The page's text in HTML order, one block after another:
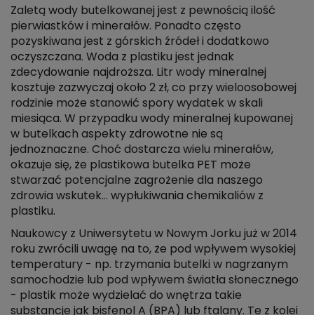
Zaletą wody butelkowanej jest z pewnością ilość
pierwiastków i minerałów. Ponadto często
pozyskiwana jest z górskich źródeł i dodatkowo
oczyszczana. Woda z plastiku jest jednak
zdecydowanie najdroższa. Litr wody mineralnej
kosztuje zazwyczaj około 2 zł, co przy wieloosobowej
rodzinie może stanowić spory wydatek w skali
miesiąca. W przypadku wody mineralnej kupowanej
w butelkach aspekty zdrowotne nie są
jednoznaczne. Choć dostarcza wielu minerałów,
okazuje się, że plastikowa butelka PET może
stwarzać potencjalne zagrożenie dla naszego
zdrowia wskutek… wypłukiwania chemikaliów z
plastiku.
Naukowcy z Uniwersytetu w Nowym Jorku już w 2014
roku zwrócili uwagę na to, że pod wpływem wysokiej
temperatury - np. trzymania butelki w nagrzanym
samochodzie lub pod wpływem światła słonecznego
- plastik może wydzielać do wnętrza takie
substancje jak bisfenol A (BPA) lub ftalany. Te z kolei